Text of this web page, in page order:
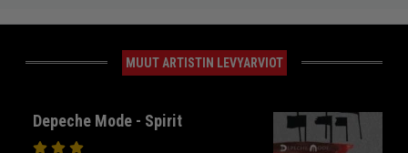
MUUT ARTISTIN LEVYARVIOT
Depeche Mode - Spirit